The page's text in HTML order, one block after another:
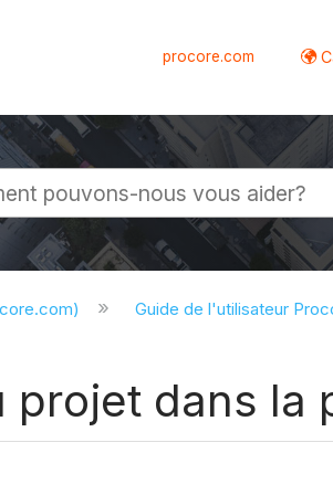
procore.com
Guide de l'utilisateur
dans la